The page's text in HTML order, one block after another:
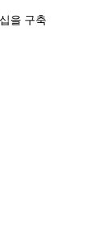
을 구축